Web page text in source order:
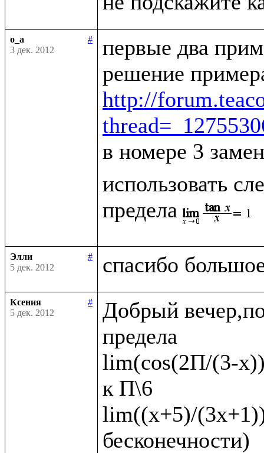
o_a
#
3 дек. 2012
первые два
http://
в номере 3
использовать
предела
Элли
#
5 дек. 2012
Ксения
#
5 дек. 2012
Добрый
предела
lim(cos(2П/(3-
к П\6
lim((х+5)/
бесконечности)